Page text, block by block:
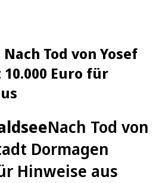
Tod von Yosef
Euro für
Nach Tod von
Dormagen
Hinweise aus